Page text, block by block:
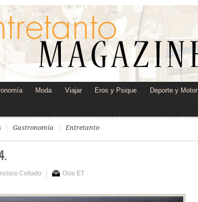
Moda Viajar Eros y Psique Deporte y Motor
Gastronomía Entretanto
Collado Ocio ET